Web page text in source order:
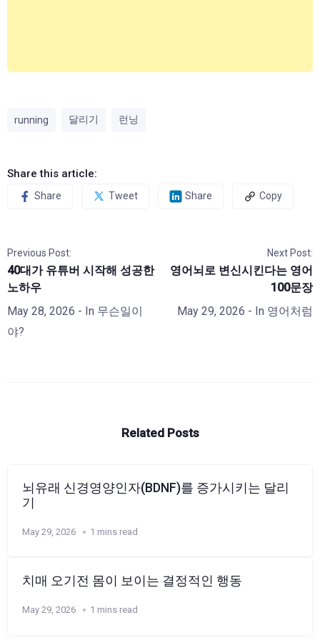
running 달리기 런닝
Share this article:
Share Tweet Share Copy
Previous Post:
40대가 유튜버 시작해 성공한
노하우
May 28, 2026 - In 무슨일이
야?
Next Post:
영어뇌로 변신시킨다는 영어
100문장
May 29, 2026 - In 영어처럼
Related Posts
뇌유래 신경영양인자(BDNF)를 증가시키는 달리
기
May 29, 2026 1 mins read
치매 오기전 몸이 보이는 결정적인 행동
May 29, 2026 1 mins read